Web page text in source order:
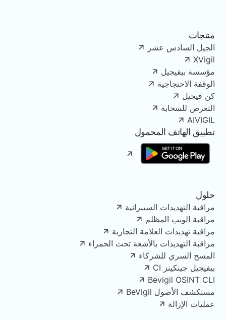
منتجات
الجيل السادس عشر
XVigil
مؤسسة بيفيجيل
الوقفة الاحتجاجية
كن فيجيل
التعرض للسحابة
AIVIGIL
تطبيق الهاتف المحمول
حلول
مراقبة التهديدات السيبرانية
مراقبة الويب المظلم
مراقبة تهديدات العلامة التجارية
مراقبة التهديدات بالأشعة تحت الحمراء
المسح السري للشركاء
بيفيجيل جينكينز CI
Bevigil OSINT CLI
مستكشف الأصول BeVigil
عمليات الإزالة